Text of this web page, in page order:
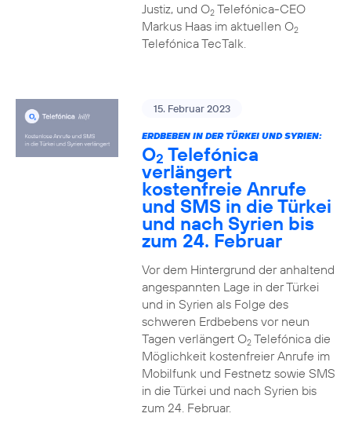
Justiz, und O2Telefónica-CEO
Markus Haas im aktuellen O2
Telefónica TecTalk.
15. Februar 2023
ERDBEBEN IN DER TÜRKEI UND SYRIEN:
O2 Telefónica
verlängert
kostenfreie Anrufe
und SMS in die Türkei
und nach Syrien bis
zum 24. Februar
Vor dem Hintergrund der anhaltend
angespannten Lage in der Türkei
und in Syrien als Folge des
schweren Erdbebens vor neun
Tagen verlängert O2Telefónica die
Möglichkeit kostenfreier Anrufe im
Mobilfunk und Festnetz sowie SMS
in die Türkei und nach Syrien bis
zum 24. Februar.